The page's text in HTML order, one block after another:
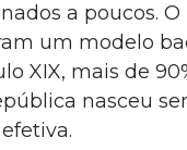
a poucos.
um modelo
XIX, mais de
nasceu